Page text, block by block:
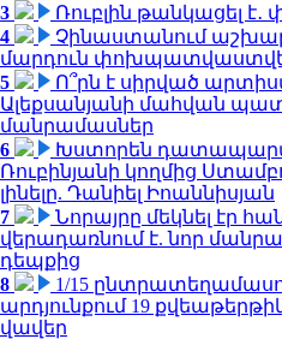
3
Ռուբլին թանկացել է․
4
Չինաստանում
մարդուն
5
Ո՞րն է սիրված
Ալեքսանյանի մահվան
մանրամասներ
6
Խստորեն
Ռուբինյանի կողմից
լինելը. Դանիել Իոաննիսյան
7
Նորայրը մեկնել էր
վերադառնում է. նոր
դեպքից
8
1/15
արդյունքում 19
վավեր